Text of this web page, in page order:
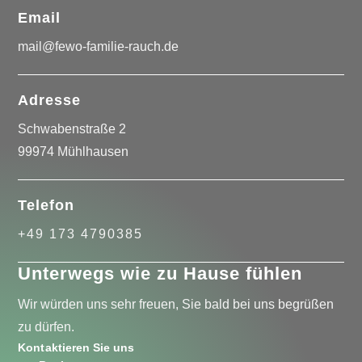
Email
mail@fewo-familie-rauch.de
Adresse
Schwabenstraße 2
99974 Mühlhausen
Telefon
+49 173 4790385
Unterwegs wie zu Hause fühlen
Wir würden uns sehr freuen, Sie bald bei uns begrüßen
zu dürfen.
Kontaktieren Sie uns